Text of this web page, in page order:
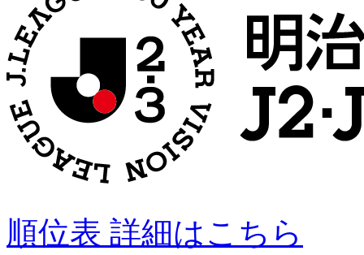
順位表 詳細はこちら